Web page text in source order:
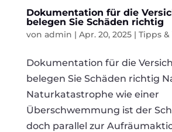
Dokumentation für die
belegen Sie Schäden richtig
von admin | Apr. 20, 2025| Tipps
Dokumentation für die
belegen Sie Schäden richtig
Naturkatastrophe wie einer
Überschwemmung ist der
doch parallel zur